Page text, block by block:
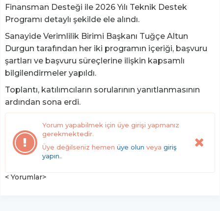
Finansman Desteği ile 2026 Yılı Teknik Destek
Programı detaylı şekilde ele alındı.
Sanayide Verimlilik Birimi Başkanı Tuğçe Altun
Durgun tarafından her iki programın içeriği, başvuru
şartları ve başvuru süreçlerine ilişkin kapsamlı
bilgilendirmeler yapıldı.
Toplantı, katılımcıların sorularının yanıtlanmasının
ardından sona erdi.
Yorum yapabilmek için üye girişi yapmanız
gerekmektedir.
Üye değilseniz hemen üye olun veya giriş
yapın..
< Yorumlar>